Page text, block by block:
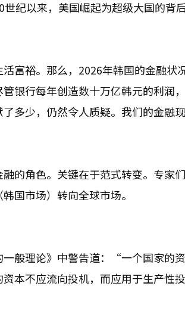
以来，美国崛起为超级大国的背后
富裕。那么，2026年韩国的金融状
银行每年创造数十万亿韩元的利润
多少，仍然令人质疑。我们的金融
的角色。关键在于范式转变。专家
国市场）转向全球市场。
般理论》中警告道：“一个国家的
本不应流向投机，而应用于生产性投